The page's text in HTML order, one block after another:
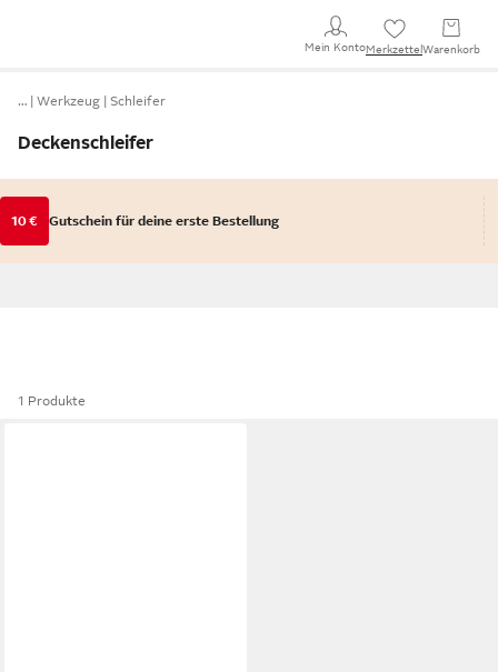
Mein KontoMerkzettel Warenkorb
… Werkzeug Schleifer
Deckenschleifer
10 € Gutschein für deine erste Bestellung
1 Produkte